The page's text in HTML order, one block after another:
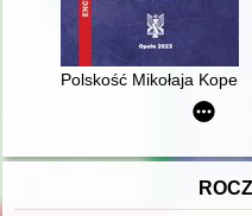
Polskość Mikołaja